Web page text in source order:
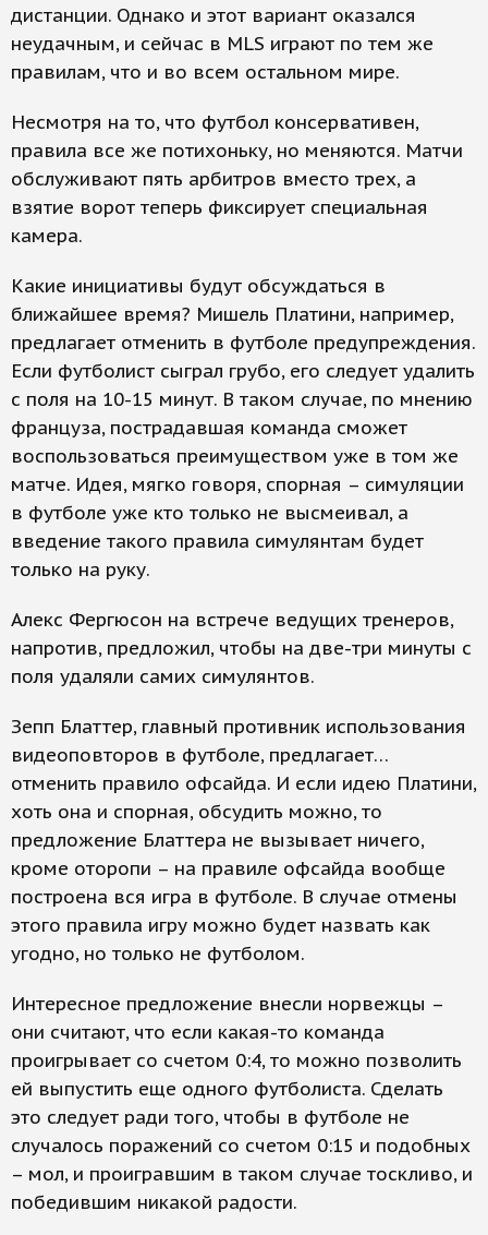
дистанции. Однако и этот вариант оказался
неудачным, и сейчас в MLS играют по тем же
правилам, что и во всем остальном мире.
Несмотря на то, что футбол консервативен,
правила все же потихоньку, но меняются. Матчи
обслуживают пять арбитров вместо трех, а
взятие ворот теперь фиксирует специальная
камера.
Какие инициативы будут обсуждаться в
ближайшее время? Мишель Платини, например,
предлагает отменить в футболе предупреждения.
Если футболист сыграл грубо, его следует удалить
с поля на 10-15 минут. В таком случае, по мнению
француза, пострадавшая команда сможет
воспользоваться преимуществом уже в том же
матче. Идея, мягко говоря, спорная – симуляции
в футболе уже кто только не высмеивал, а
введение такого правила симулянтам будет
только на руку.
Алекс Фергюсон на встрече ведущих тренеров,
напротив, предложил, чтобы на две-три минуты с
поля удаляли самих симулянтов.
Зепп Блаттер, главный противник использования
видеоповторов в футболе, предлагает…
отменить правило офсайда. И если идею Платини,
хоть она и спорная, обсудить можно, то
предложение Блаттера не вызывает ничего,
кроме оторопи – на правиле офсайда вообще
построена вся игра в футболе. В случае отмены
этого правила игру можно будет назвать как
угодно, но только не футболом.
Интересное предложение внесли норвежцы –
они считают, что если какая-то команда
проигрывает со счетом 0:4, то можно позволить
ей выпустить еще одного футболиста. Сделать
это следует ради того, чтобы в футболе не
случалось поражений со счетом 0:15 и подобных
– мол, и проигравшим в таком случае тоскливо, и
победившим никакой радости.